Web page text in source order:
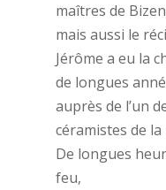
maîtres de
mais aussi le
Jérôme a eu la
de longues
auprès de l’un
céramistes de
De longues
feu,